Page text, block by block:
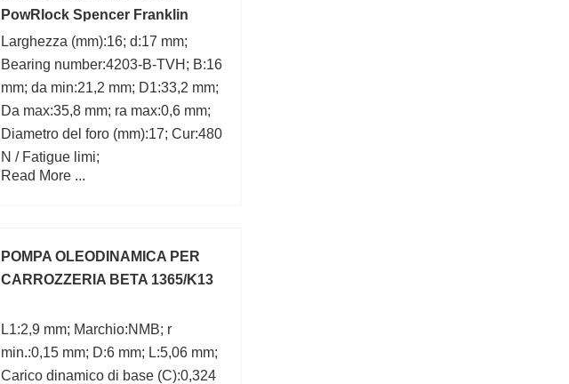
PowRlock Spencer Franklin
Larghezza (mm):16; d:17 mm;
Bearing number:4203-B-TVH; B:16
mm; da min:21,2 mm; D1:33,2 mm;
Da max:35,8 mm; ra max:0,6 mm;
Diametro del foro (mm):17; Cur:480
N / Fatigue limi;
Read More ...
POMPA OLEODINAMICA PER
CARROZZERIA BETA 1365/K13
L1:2,9 mm; Marchio:NMB; r
min.:0,15 mm; D:6 mm; L:5,06 mm;
Carico dinamico di base (C):0,324